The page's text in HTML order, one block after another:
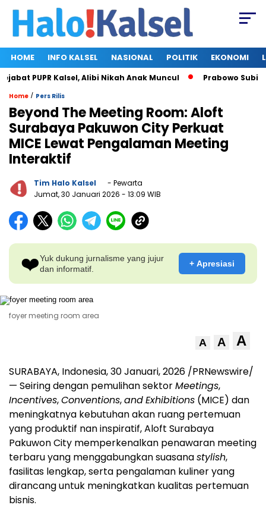
HOME INFO KALSEL NASIONAL POLITIK EKONOMI
PUPR Kalsel, Alibi Nikah Anak Muncul Prabowo Subianto
Home / Pers Rilis
Beyond The Meeting Room: Aloft
Surabaya Pakuwon City Perkuat
MICE Lewat Pengalaman Meeting
Interaktif
Tim Halo Kalsel
- Pewarta
Jumat, 30 Januari 2026 - 13:09 WIB
❤️Yuk dukung jurnalisme yang jujur
dan informatif.
+ Apresiasi
foyer meeting room area
A A A
SURABAYA, Indonesia,30 Januari, 2026 /PRNewswire/
— Seiring dengan pemulihan sektorMeetings,
Incentives,Conventions,andExhibitions (MICE) dan
meningkatnya kebutuhan akan ruang pertemuan
yang produktif nan inspiratif, Aloft Surabaya
Pakuwon City memperkenalkan penawaran meeting
terbaru yang menggabungkan suasanastylish,
fasilitas lengkap, serta pengalaman kuliner yang
dirancang untuk meningkatkan kualitas pertemuan
bisnis.